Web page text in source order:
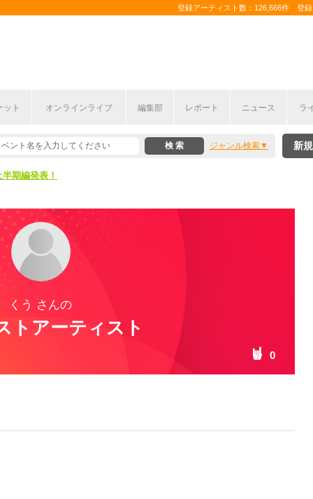
登録アーティスト数：126,666件 登
ット オンラインライブ 編集部 レポート ニュース ラ
ジャンル検索
こから！
期編発表！
期編発表！
新
くう さんの
トアーティスト
0